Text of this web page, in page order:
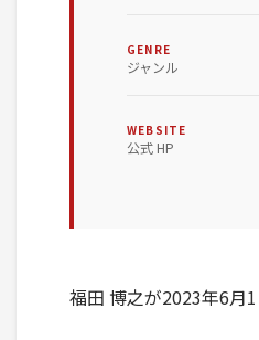
GENRE
ジャンル
WEBSITE
公式 HP
福田 博之が2023年6月